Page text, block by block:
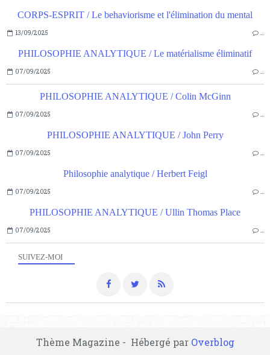
SUIVEZ-MOI
CORPS-ESPRIT / Le behaviorisme et l'élimination du mental
13/09/2025 …
PHILOSOPHIE ANALYTIQUE / Le matérialisme éliminatif
07/09/2025 …
PHILOSOPHIE ANALYTIQUE / Colin McGinn
07/09/2025 …
PHILOSOPHIE ANALYTIQUE / John Perry
07/09/2025 …
Philosophie analytique / Herbert Feigl
07/09/2025 …
PHILOSOPHIE ANALYTIQUE / Ullin Thomas Place
07/09/2025 …
Thème Magazine - Hébergé par Overblog